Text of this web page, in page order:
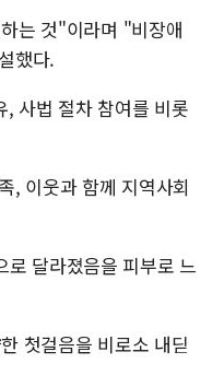
는 것"이라며 "비장애
했다.
, 사법 절차 참여를 비롯
, 이웃과 함께 지역사회
달라졌음을 피부로 느
첫걸음을 비로소 내딛